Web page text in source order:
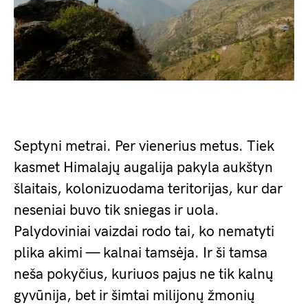
Septyni metrai. Per vienerius metus. Tiek
kasmet Himalajų augalija pakyla aukštyn
šlaitais, kolonizuodama teritorijas, kur dar
neseniai buvo tik sniegas ir uola.
Palydoviniai vaizdai rodo tai, ko nematyti
plika akimi — kalnai tamsėja. Ir ši tamsa
neša pokyčius, kuriuos pajus ne tik kalnų
gyvūnija, bet ir šimtai milijonų žmonių